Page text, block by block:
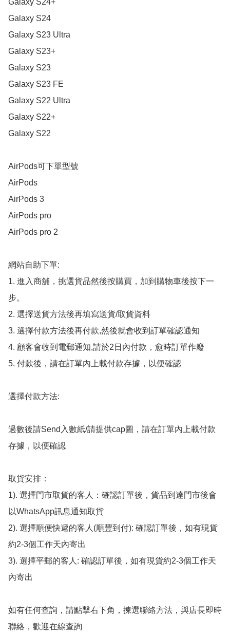
Galaxy S24+
Galaxy S24
Galaxy S23 Ultra
Galaxy S23+
Galaxy S23
Galaxy S23 FE
Galaxy S22 Ultra
Galaxy S22+
Galaxy S22
AirPods可下單型號
AirPods
AirPods 3
AirPods pro
AirPods pro 2
網站自助下單:
1. 進入商舖，挑選貨品然後按購買，加到購物車後按下一
步。
2. 選擇送貨方法後再填寫送貨/取貨資料
3. 選擇付款方法後再付款,然後就會收到訂單確認通知
4. 顧客會收到電郵通知,請於2日內付款，愈時訂單作廢
5. 付款後，請在訂單內上載付款存據，以便確認
選擇付款方法:
過數後請Send入數紙/請提供cap圖，請在訂單內上載付款
存據，以便確認
取貨安排：
1). 選擇門市取貨的客人：確認訂單後，貨品到達門市後會
以WhatsApp訊息通知取貨
2). 選擇順便快遞的客人(順豐到付): 確認訂單後，如有現貨
約2-3個工作天內寄出
3). 選擇平郵的客人: 確認訂單後，如有現貨約2-3個工作天
內寄出
如有任何查詢，請點擊右下角，揀選聯絡方法，與店長即時
聯絡，歡迎在線查詢